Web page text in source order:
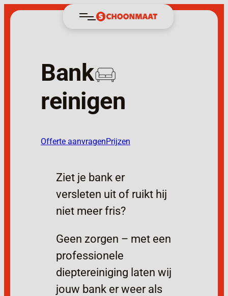
naar
Bank
reinigen
Offerte aanvragenPrijzen
Ziet je bank er
versleten uit of ruikt hij
niet meer fris?
Geen zorgen – met een
professionele
dieptereiniging laten wij
jouw bank er weer als